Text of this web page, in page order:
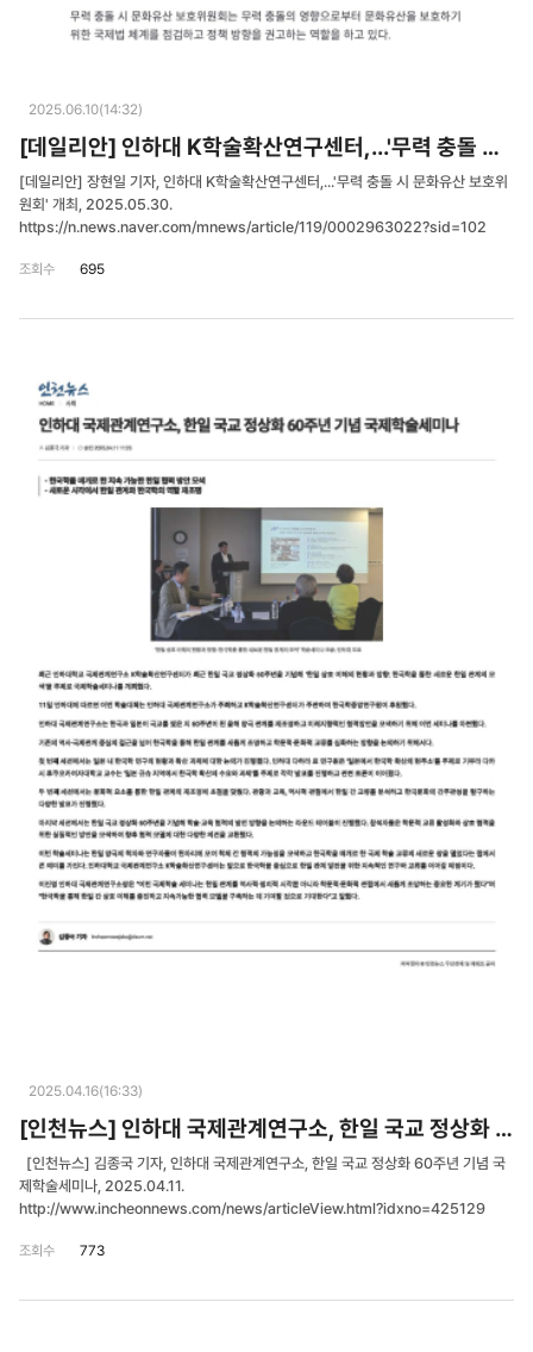
2025.06.10(14:32)
[데일리안] 인하대 K학술확산연구센터,...'무력 충돌 시 문화유산 보호위원회' 개최
[데일리안] 장현일 기자, 인하대 K학술확산연구센터,...'무력 충돌 시 문화유산 보호위
원회' 개최, 2025.05.30.
https://n.news.naver.com/mnews/article/119/0002963022?sid=102
조회수 695
2025.04.16(16:33)
[인천뉴스] 인하대 국제관계연구소, 한일 국교 정상화 60주년 기념 국제학술세미나
[인천뉴스] 김종국 기자, 인하대 국제관계연구소, 한일 국교 정상화 60주년 기념 국
제학술세미나, 2025.04.11.
http://www.incheonnews.com/news/articleView.html?idxno=425129
조회수 773